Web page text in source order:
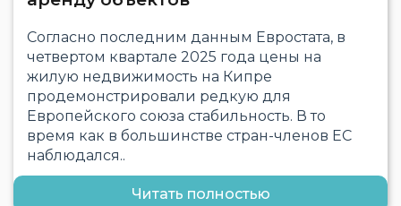
Согласно последним данным Евростата, в
четвертом квартале 2025 года цены на
жилую недвижимость на Кипре
продемонстрировали редкую для
Европейского союза стабильность. В то
время как в большинстве стран-членов ЕС
наблюдался..
Читать полностью